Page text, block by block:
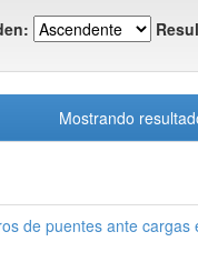
Mostrando
de puentes ante cargas